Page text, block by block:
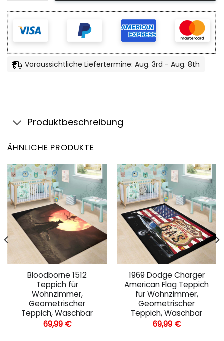
Voraussichtliche Liefertermine: Aug. 3rd - Aug. 8th
Produktbeschreibung
ÄHNLICHE PRODUKTE
Bloodborne 1512
Teppich für
Wohnzimmer,
Geometrischer
Teppich, Waschbar
69,99 €
1969 Dodge Charger
American Flag Teppich
für Wohnzimmer,
Geometrischer
Teppich, Waschbar
69,99 €